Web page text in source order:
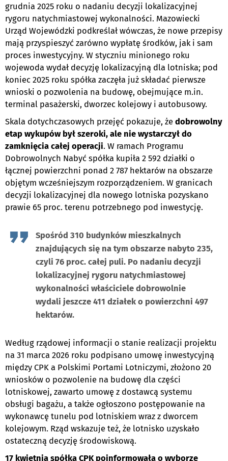
grudnia 2025 roku o nadaniu decyzji lokalizacyjnej
rygoru natychmiastowej wykonalności. Mazowiecki
Urząd Wojewódzki podkreślał wówczas, że nowe przepisy
mają przyspieszyć zarówno wypłatę środków, jak i sam
proces inwestycyjny. W styczniu minionego roku
wojewoda wydał decyzję lokalizacyjną dla lotniska; pod
koniec 2025 roku spółka zaczęła już składać pierwsze
wnioski o pozwolenia na budowę, obejmujące m.in.
terminal pasażerski, dworzec kolejowy i autobusowy.
Skala dotychczasowych przejęć pokazuje, że dobrowolny
etap wykupów był szeroki, ale nie wystarczył do
zamknięcia całej operacji. W ramach Programu
Dobrowolnych Nabyć spółka kupiła 2 592 działki o
łącznej powierzchni ponad 2 787 hektarów na obszarze
objętym wcześniejszym rozporządzeniem. W granicach
decyzji lokalizacyjnej dla nowego lotniska pozyskano
prawie 65 proc. terenu potrzebnego pod inwestycję.
Spośród 310 budynków mieszkalnych
znajdujących się na tym obszarze nabyto 235,
czyli 76 proc. całej puli. Po nadaniu decyzji
lokalizacyjnej rygoru natychmiastowej
wykonalności właściciele dobrowolnie
wydali jeszcze 411 działek o powierzchni 497
hektarów.
Według rządowej informacji o stanie realizacji projektu
na 31 marca 2026 roku podpisano umowę inwestycyjną
między CPK a Polskimi Portami Lotniczymi, złożono 20
wniosków o pozwolenie na budowę dla części
lotniskowej, zawarto umowę z dostawcą systemu
obsługi bagażu, a także ogłoszono postępowanie na
wykonawcę tunelu pod lotniskiem wraz z dworcem
kolejowym. Rząd wskazuje też, że lotnisko uzyskało
ostateczną decyzję środowiskową.
17 kwietnia spółka CPK poinformowała o wyborze